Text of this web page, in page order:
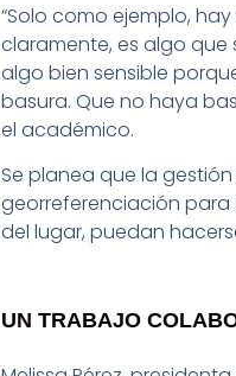
“Solo como ejemplo,
claramente, es algo que
algo bien sensible
basura. Que no haya
el académico.
Se planea que la
georreferenciación
del lugar, puedan
UN TRABAJO